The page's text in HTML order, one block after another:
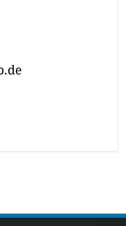
the top of the page.